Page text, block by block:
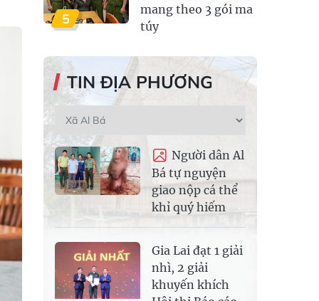
5
mang theo 3 gói ma
túy
TIN ĐỊA PHƯƠNG
Người dân Al
Bá tự nguyện
giao nộp cá thể
khỉ quý hiếm
Gia Lai đạt 1 giải
nhì, 2 giải
khuyến khích